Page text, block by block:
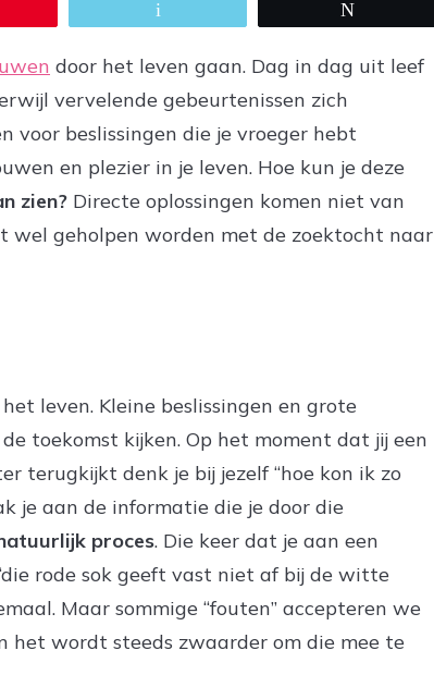
door het leven gaan. Dag in dag uit leef
vervelende gebeurtenissen zich
voor beslissingen die je vroeger hebt
en plezier in je leven. Hoe kun je deze
zien? Directe oplossingen komen niet van
wel geholpen worden met de zoektocht naar
leven. Kleine beslissingen en grote
toekomst kijken. Op het moment dat jij een
terugkijkt denk je bij jezelf “hoe kon ik zo
je aan de informatie die je door die
proces. Die keer dat je aan een
rode sok geeft vast niet af bij de witte
Maar sommige “fouten” accepteren we
het wordt steeds zwaarder om die mee te